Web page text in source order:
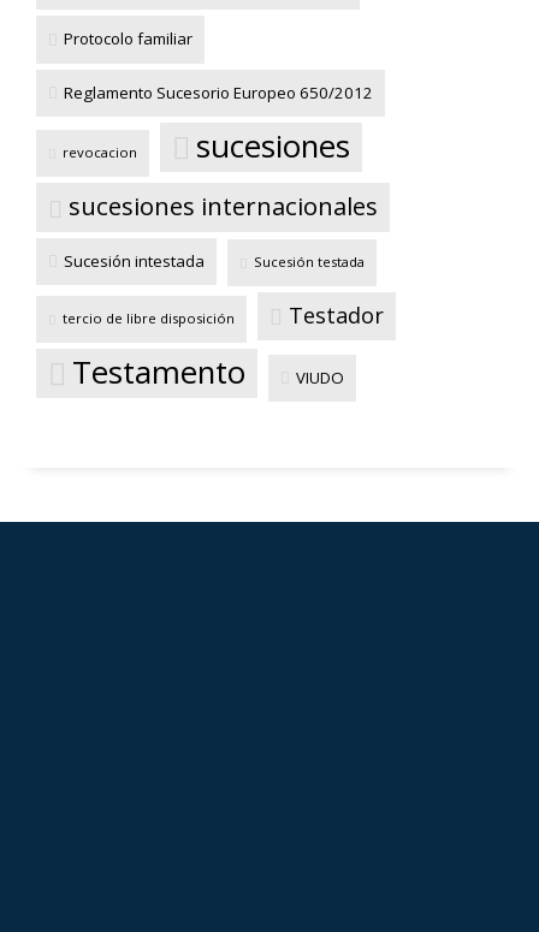
Protocolo familiar
Reglamento Sucesorio Europeo 650/2012
revocacion sucesiones
sucesiones internacionales
Sucesión intestada Sucesión testada
tercio de libre disposición Testador
Testamento VIUDO